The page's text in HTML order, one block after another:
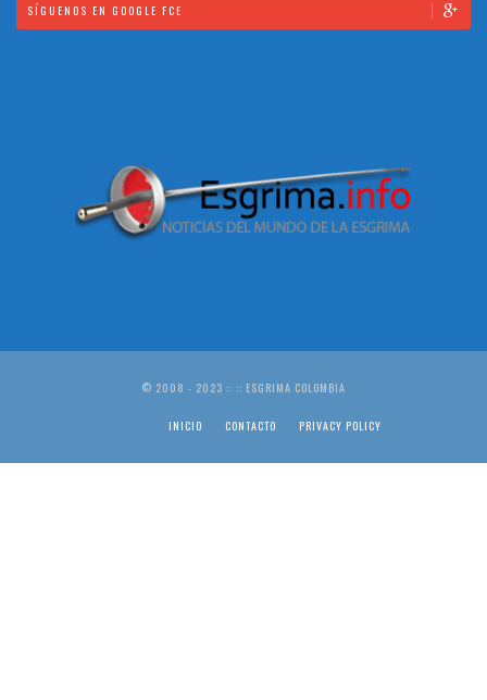
SÍGUENOS EN GOOGLE FCE
© 2008 - 2023 :: :: ESGRIMA COLOMBIA
INICIO CONTACTO PRIVACY POLICY